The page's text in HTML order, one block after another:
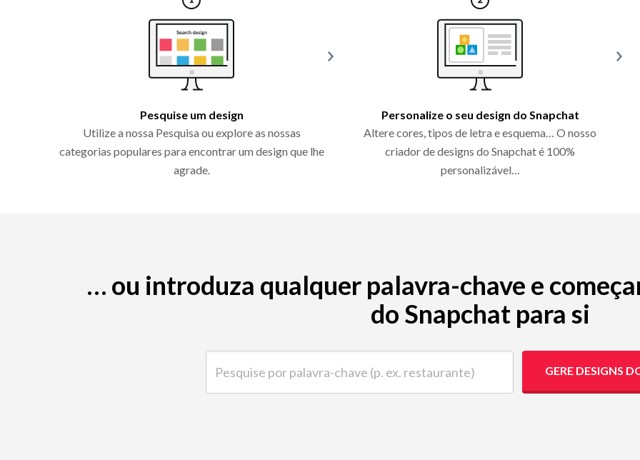
Pesquise um design
Utilize a nossa Pesquisa ou explore as nossas
categorias populares para encontrar um design que lhe
agrade.
Personalize o seu design do Snapchat
Altere cores, tipos de letra e esquema… O nosso
criador de designs do Snapchat é 100%
personalizável…
… ou introduza qualquer palavra-chave e
do Snapchat para si
GERE DESIGNS